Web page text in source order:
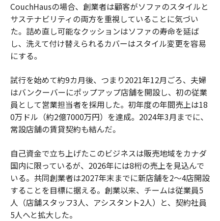
CouchHausの場合、創業者は顧客がソファのスタイルと
サステナビリティの両方を重視していることに気づい
た。詰め直し可能なクッションはソファの寿命を延ば
し、洗えて付け替えられるカバーはスタイル変更を容易
にする。
試行を始めて約9カ月後、つまり2021年12月ごろ、夫婦
はバンクーバーにポップアップ店舗を開設し、初の従業
員として営業担当者を採用した。初年度の年間売上は18
0万ドル（約2億7000万円）を達成。2024年3月までに、
常設店舗の賃貸契約も結んだ。
自己資金で立ち上げたこのビジネスは販売地域をカナダ
国内に限っているが、2026年には8桁の売上を見込んで
いる。共同創業者は2027年末までに新店舗を2〜4店開設
することを目標に据える。創業以来、チームは従業員5
人（店舗スタッフ3人、アシスタント2人）と、契約社員
5人へと拡大した。